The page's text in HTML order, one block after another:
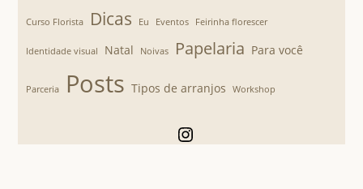
Curso Florista Dicas Eu Eventos Feirinha florescer
Identidade visual Natal Noivas Papelaria Para você
Parceria Posts Tipos de arranjos Workshop
Instagram